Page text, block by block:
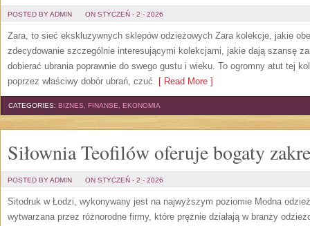
POSTED BY ADMIN ON STYCZEŃ - 2 - 2026
Zara, to sieć ekskluzywnych sklepów odzieżowych Zara kolekcje, jakie
zdecydowanie szczególnie interesującymi kolekcjami, jakie dają szansę
dobierać ubrania poprawnie do swego gustu i wieku. To ogromny atut tej
poprzez właściwy dobór ubrań, czuć [ Read More ]
CATEGORIES: BIZNES, FINANSE, EKONOMIA
Siłownia Teofilów oferuje bogaty
POSTED BY ADMIN ON STYCZEŃ - 2 - 2026
Sitodruk w Łodzi, wykonywany jest na najwyższym poziomie Modna
wytwarzana przez różnorodne firmy, które prężnie działają w branży